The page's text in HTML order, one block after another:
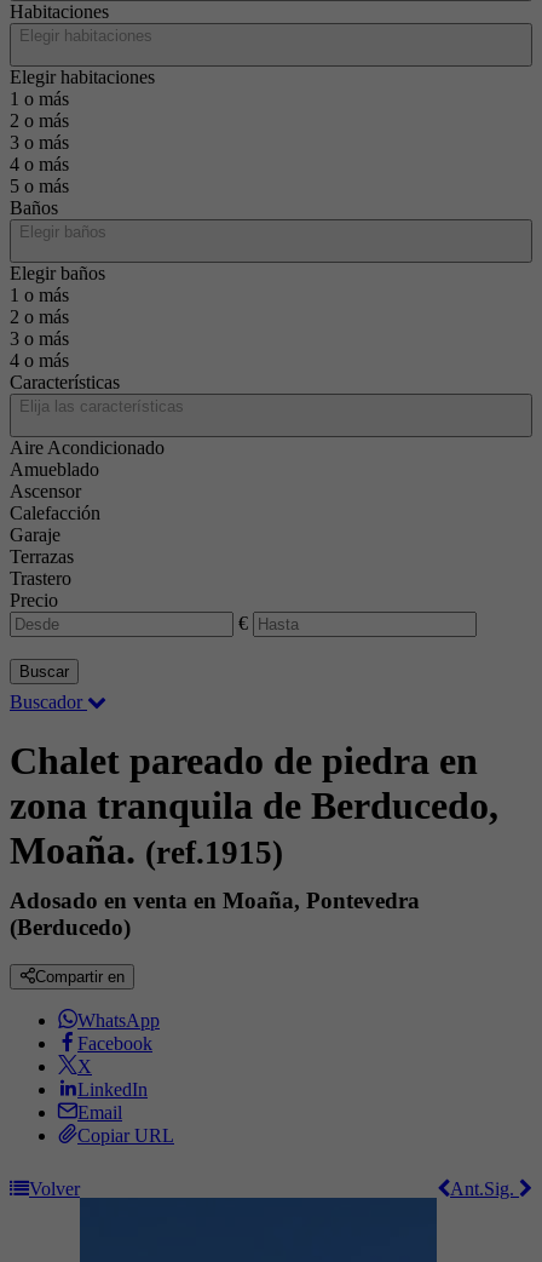
Habitaciones
Elegir habitaciones
Elegir habitaciones
1 o más
2 o más
3 o más
4 o más
5 o más
Baños
Elegir baños
Elegir baños
1 o más
2 o más
3 o más
4 o más
Características
Elija las características
Aire Acondicionado
Amueblado
Ascensor
Calefacción
Garaje
Terrazas
Trastero
Precio
€
Buscar
Buscador
Chalet pareado de piedra en
zona tranquila de Berducedo,
Moaña. (ref.1915)
Adosado en venta en Moaña, Pontevedra
(Berducedo)
Compartir en
WhatsApp
Facebook
X
LinkedIn
Email
Copiar URL
Volver Sig.
Ant.